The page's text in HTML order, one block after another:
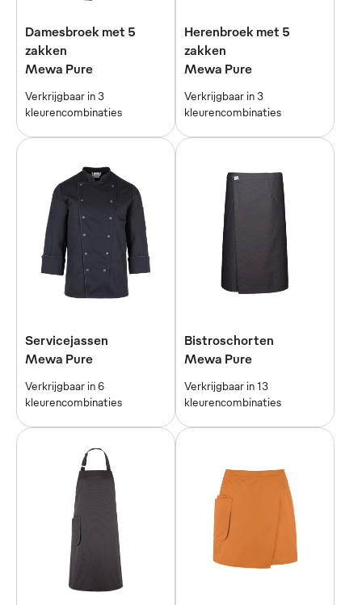
Damesbroek met 5
zakken
Mewa Pure
Verkrijgbaar in 3
kleurencombinaties
Herenbroek met 5
zakken
Mewa Pure
Verkrijgbaar in 3
kleurencombinaties
Servicejassen
Mewa Pure
Verkrijgbaar in 6
kleurencombinaties
Bistroschorten
Mewa Pure
Verkrijgbaar in 13
kleurencombinaties